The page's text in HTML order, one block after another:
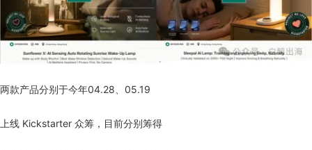
两款产品分别于今年04.28、05.19
上线 Kickstarter 众筹，目前分别筹得